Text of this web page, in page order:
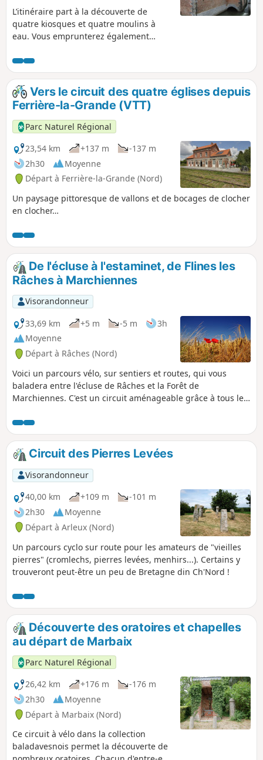
L’itinéraire part à la découverte de
quatre kiosques et quatre moulins à
eau. Vous emprunterez également
Voie Verte. Ce parcours vallonné sera
effectué par des cyclotouristes avertis
tandis que sa variante courte sera
accessible à la famille.
Vers le circuit des quatre églises depuis
Ferrière-la-Grande (VTT)
Parc Naturel Régional
23,54 km
+137 m
-137 m
2h30
Moyenne
Départ à Ferrière-la-Grande (Nord)
Un paysage pittoresque de vallons et de bocages de clocher
en clocher…
De l'écluse à l'estaminet, de Flines les
Râches à Marchiennes
Visorandonneur
33,69 km
+5 m -5 m
3h
Moyenne
Départ à Râches (Nord)
Voici un parcours vélo, sur sentiers et routes, qui vous
baladera entre l'écluse de Râches et la Forêt de
Marchiennes. C'est un circuit aménageable grâce à tous les
la Scarpe, rafraîchissez-vous à La Croix ou Pile (une auberge
au cœur de la Forêt de Marchiennes), et reprenez (ou pas)
la route retour en passant par la campagne du Pévèle.
Circuit des Pierres Levées
Visorandonneur
40,00 km
+109 m
-101 m
2h30
Moyenne
Départ à Arleux (Nord)
Un parcours cyclo sur route pour les amateurs de "vieilles
pierres" (cromlechs, pierres levées, menhirs...). Certains y
trouveront peut-être un peu de Bretagne din Ch'Nord !
Découverte des oratoires et chapelles
au départ de Marbaix
Parc Naturel Régional
26,42 km
+176 m
-176 m
2h30
Moyenne
Départ à Marbaix (Nord)
Ce circuit à vélo dans la collection
baladavesnois permet la découverte de